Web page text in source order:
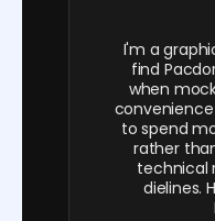
I'm a
find
when
to spend
rather
technical
dielines.